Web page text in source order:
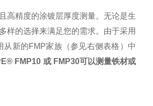
高精度的涂镀层厚度测量。无论是生
样的选择来满足您的需求。由于采用
新的FMP家族（参见右侧表格）中
FMP10 或 FMP30可以测量铁材或